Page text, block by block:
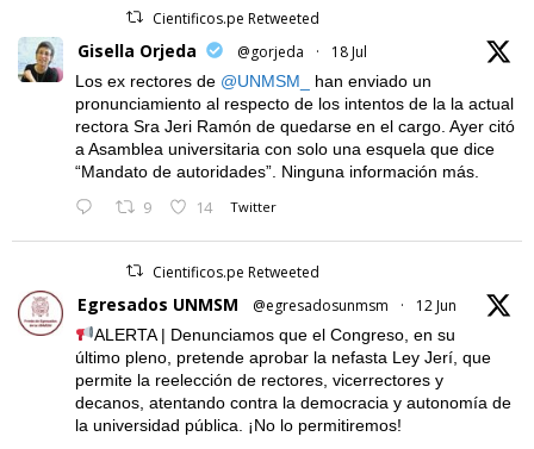
Cientificos.pe Retweeted
Gisella Orjeda @gorjeda · 18 Jul
Los ex rectores de @UNMSM_
han enviado un
pronunciamiento al respecto de los intentos de la la actual
rectora Sra Jeri Ramón de quedarse en el cargo. Ayer citó
a Asamblea universitaria con solo una esquela que dice
“Mandato de autoridades”. Ninguna información más.
9 14 Twitter
Cientificos.pe Retweeted
Egresados UNMSM @egresadosunmsm · 12 Jun
ALERTA | Denunciamos que el Congreso, en su
último pleno, pretende aprobar la nefasta Ley Jerí, que
permite la reelección de rectores, vicerrectores y
decanos, atentando contra la democracia y autonomía de
la universidad pública. ¡No lo permitiremos!